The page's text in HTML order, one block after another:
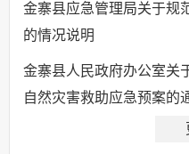
金寨县应急管理局关于规
的情况说明
金寨县人民政府办公室关
自然灾害救助应急预案的